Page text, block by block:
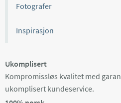
Fotografer
Inspirasjon
Ukomplisert
Kompromissløs kvalitet med
ukomplisert kundeservice.